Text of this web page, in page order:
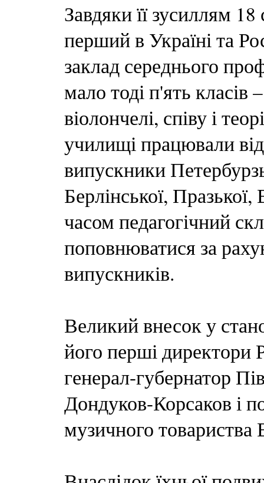
Завдяки її зусиллям
перший в Україні та
заклад середнього
мало тоді п'ять класів
віолончелі, співу і
училищі працювали
випускники
Берлінської,
часом педагогічний
поповнюватися за
випускників.
Великий внесок у
його перші директори
генерал-губернатор
Дондуков-Корсаков і
музичного